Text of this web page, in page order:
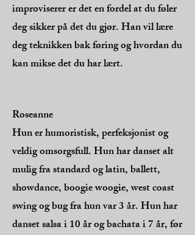
improviserer er det en fordel at du føler
deg sikker på det du gjør. Han vil lære
deg teknikken bak føring og hvordan du
kan mikse det du har lært.
Roseanne
Hun er humoristisk, perfeksjonist og
veldig omsorgsfull. Hun har danset alt
mulig fra standard og latin, ballett,
showdance, boogie woogie, west coast
swing og bug fra hun var 3 år. Hun har
danset salsa i 10 år og bachata i 7 år, før